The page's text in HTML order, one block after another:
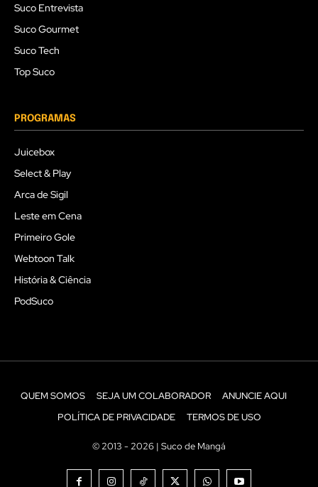
Suco Entrevista
Suco Gourmet
Suco Tech
Top Suco
PROGRAMAS
Juicebox
Select & Play
Arca de Sigil
Leste em Cena
Primeiro Gole
Webtoon Talk
História & Ciência
PodSuco
QUEM SOMOS SEJA UM COLABORADOR
ANUNCIE AQUI
POLÍTICA DE PRIVACIDADE
TERMOS DE USO
© 2013 - 2026 | Suco de Mangá